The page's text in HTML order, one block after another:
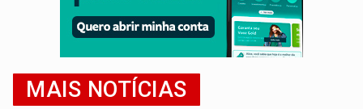
MAIS NOTÍCIAS